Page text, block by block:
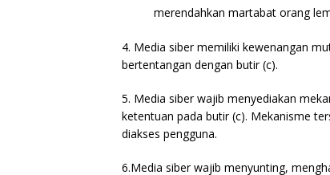
merendahkan martabat orang
4. Media siber memiliki kewenangan
bertentangan dengan butir (c).
5. Media siber wajib menyediakan
ketentuan pada butir (c). Mekanisme
diakses pengguna.
6.Media siber wajib menyunting,